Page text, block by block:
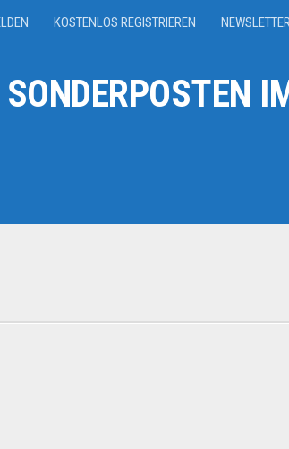
KOSTENLOS REGISTRIEREN